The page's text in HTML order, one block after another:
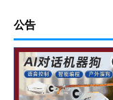
公告